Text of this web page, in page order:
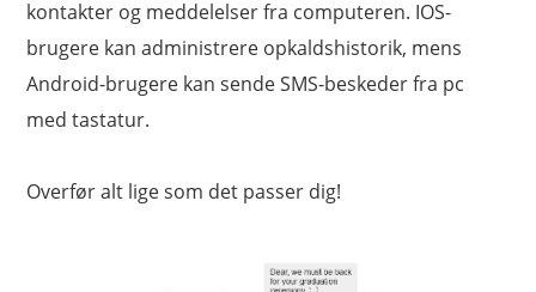
kontakter og meddelelser fra computeren. IOS-
brugere kan administrere opkaldshistorik, mens
Android-brugere kan sende SMS-beskeder fra pc
med tastatur.
Overfør alt lige som det passer dig!